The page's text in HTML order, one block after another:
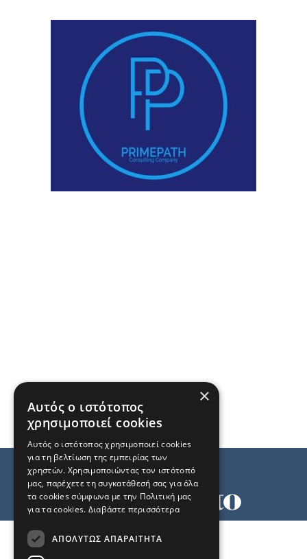
×
Αυτός ο ιστότοπος
χρησιμοποιεί cookies
Αυτός ο ιστότοπος χρησιμοποιεί cookies
για τη βελτίωση της εμπειρίας των
χρηστών. Χρησιμοποιώντας τον ιστότοπό
μας, παρέχετε τη συγκατάθεσή σας για όλα
τα cookies σύμφωνα με την Πολιτική μας
για τα cookies. Διαβάστε περισσότερα
ΑΠΟΛΎΤΩΣ ΑΠΑΡΑΊΤΗΤΑ